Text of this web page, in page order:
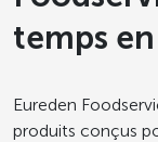
temps
Eureden
produits conçus